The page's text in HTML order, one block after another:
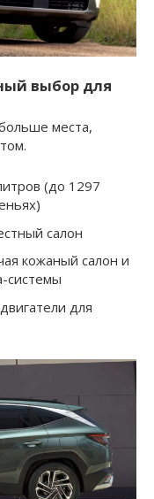
выбор для
места,
(до 1297
салон
кожаный салон и
системы
для